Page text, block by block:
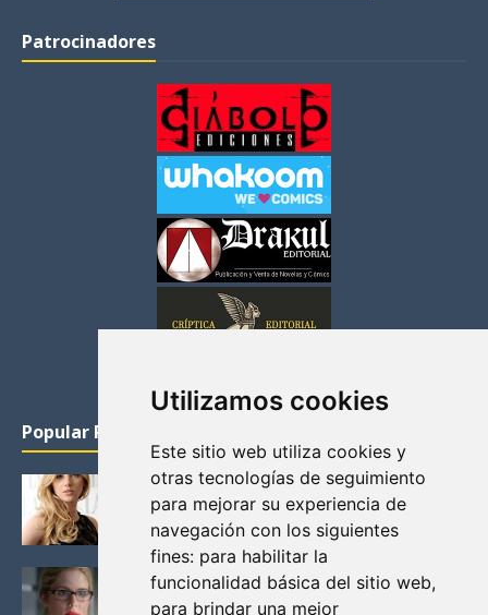
Utilizamos cookies
Este sitio web utiliza cookies y
otras tecnologías de seguimiento
para mejorar su experiencia de
navegación con los siguientes
fines: para habilitar la
funcionalidad básica del sitio web,
para brindar una mejor
Patrocinadores
Popular Posts
KATHERYN WINNICK: LA ACTRIZ MAS GUAPA DE
VIKINGOS
Junio 14, 2013
FELICITY (EMILY BETT RICKARDS), LAS FOTOS
MAS BONITAS DE LA ALIADA DE ARROW